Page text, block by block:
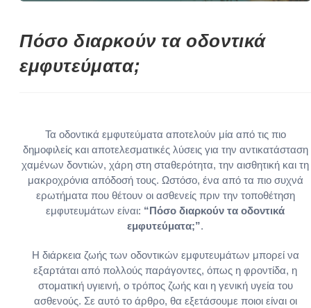
Πόσο διαρκούν τα οδοντικά
εμφυτεύματα;
Τα οδοντικά εμφυτεύματα αποτελούν μία από τις πιο
δημοφιλείς και αποτελεσματικές λύσεις για την αντικατάσταση
χαμένων δοντιών, χάρη στη σταθερότητα, την αισθητική και τη
μακροχρόνια απόδοσή τους. Ωστόσο, ένα από τα πιο συχνά
ερωτήματα που θέτουν οι ασθενείς πριν την τοποθέτηση
εμφυτευμάτων είναι: “Πόσο διαρκούν τα οδοντικά
εμφυτεύματα;”.
Η διάρκεια ζωής των οδοντικών εμφυτευμάτων μπορεί να
εξαρτάται από πολλούς παράγοντες, όπως η φροντίδα, η
στοματική υγιεινή, ο τρόπος ζωής και η γενική υγεία του
ασθενούς. Σε αυτό το άρθρο, θα εξετάσουμε ποιοι είναι οι